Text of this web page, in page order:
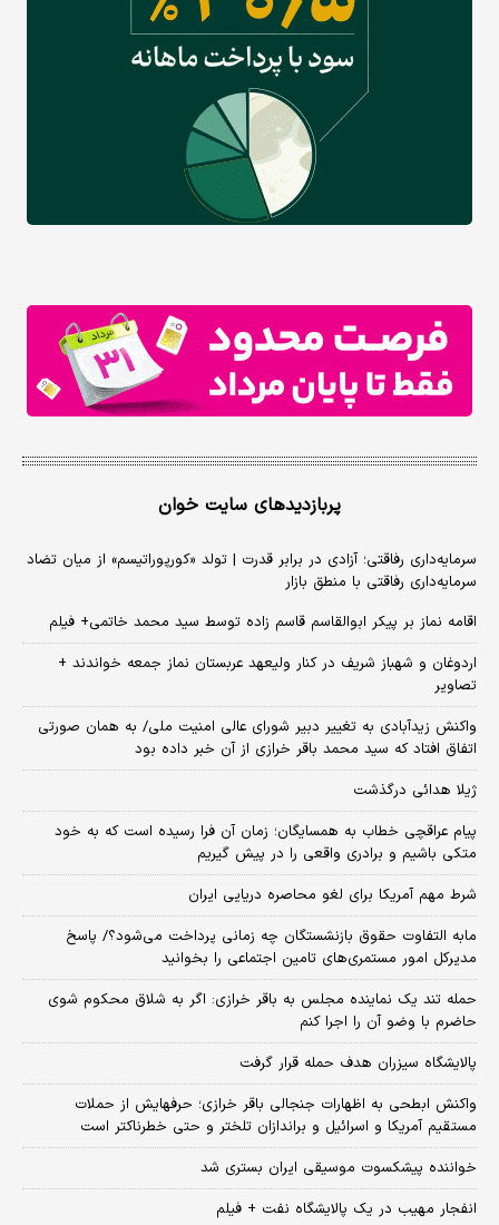
پربازدیدهای سایت خوان
سرمایه‌داری رفاقتی؛ آزادی در برابر قدرت | تولد «کورپوراتیسم» از میان تضاد
سرمایه‌داری رفاقتی با منطق بازار
اقامه نماز بر پیکر ابوالقاسم قاسم زاده توسط سید محمد خاتمی+ فیلم
اردوغان و شهباز شریف در کنار ولیعهد عربستان نماز جمعه خواندند +
تصاویر
واکنش زیدآبادی به تغییر دبیر شورای عالی امنیت ملی/ به همان صورتی
اتفاق افتاد که سید محمد باقر خرازی از آن خبر داده بود
ژیلا هدائی درگذشت
پیام عراقچی خطاب به همسایگان؛ زمان آن فرا رسیده است که به خود
متکی باشیم و برادری واقعی را در پیش گیریم
شرط مهم آمریکا برای لغو محاصره دریایی ایران
مابه التفاوت حقوق بازنشستگان چه زمانی پرداخت می‌شود؟/ پاسخ
مدیرکل امور مستمری‌های تامین اجتماعی را بخوانید
حمله تند یک نماینده مجلس به باقر خرازی: اگر به شلاق محکوم شوی
حاضرم با وضو آن را اجرا کنم
پالایشگاه سیزران هدف حمله قرار گرفت
واکنش ابطحی به اظهارات جنجالی باقر خرازی؛ حرفهایش از حملات
مستقیم آمریکا و اسرائیل و براندازان تلختر و حتی خطرناکتر است
خواننده پیشکسوت موسیقی ایران بستری شد
انفجار مهیب در یک پالایشگاه نفت + فیلم